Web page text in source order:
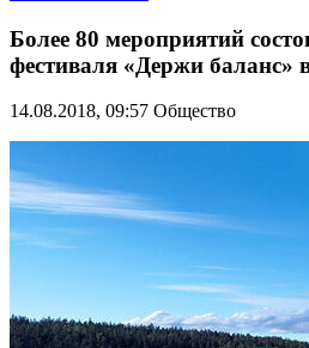
Более 80 мероприятий
фестиваля «Держи баланс»
14.08.2018, 09:57 Общество